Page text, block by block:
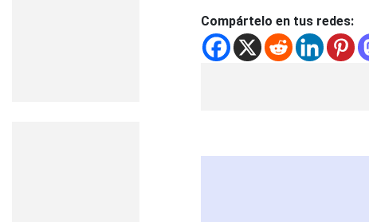
Compártelo en tus redes: